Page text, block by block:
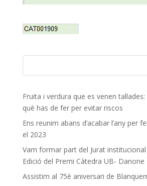
Fruita i verdura que es venen
què has de fer per evitar riscos
Ens reunim abans d’acabar l’any per
el 2023
Vam formar part del Jurat
Edició del Premi Càtedra UB- Danone
Assistim al 75è aniversari de